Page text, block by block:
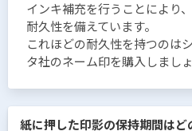
インキ補充を行うことにより
耐久性を備えています。
これほどの耐久性を持つのは
タ社のネーム印を購入しまし
紙に押した印影の保持期間はど